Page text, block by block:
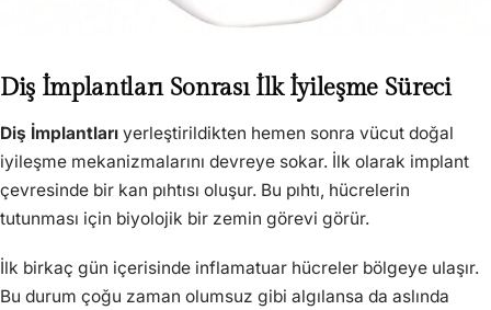
Diş İmplantları Sonrası İlk İyileşme Süreci
Diş İmplantları yerleştirildikten hemen sonra vücut doğal
iyileşme mekanizmalarını devreye sokar. İlk olarak implant
çevresinde bir kan pıhtısı oluşur. Bu pıhtı, hücrelerin
tutunması için biyolojik bir zemin görevi görür.
İlk birkaç gün içerisinde inflamatuar hücreler bölgeye ulaşır.
Bu durum çoğu zaman olumsuz gibi algılansa da aslında